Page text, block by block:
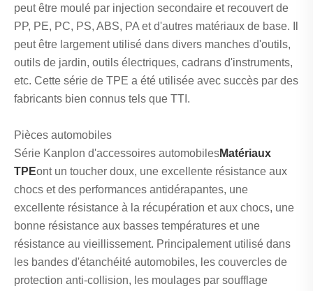
peut être moulé par injection secondaire et recouvert de
PP, PE, PC, PS, ABS, PA et d'autres matériaux de base. Il
peut être largement utilisé dans divers manches d'outils,
outils de jardin, outils électriques, cadrans d'instruments,
etc. Cette série de TPE a été utilisée avec succès par des
fabricants bien connus tels que TTI.
Pièces automobiles
Série Kanplon d'accessoires automobilesMatériaux
TPEont un toucher doux, une excellente résistance aux
chocs et des performances antidérapantes, une
excellente résistance à la récupération et aux chocs, une
bonne résistance aux basses températures et une
résistance au vieillissement. Principalement utilisé dans
les bandes d'étanchéité automobiles, les couvercles de
protection anti-collision, les moulages par soufflage